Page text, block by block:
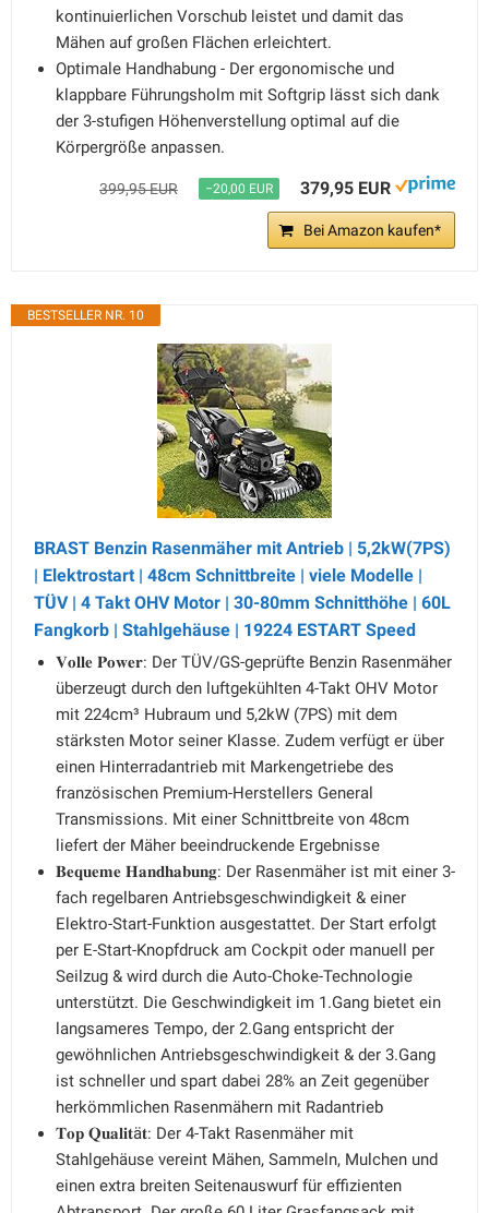
kontinuierlichen Vorschub leistet und damit das
Mähen auf großen Flächen erleichtert.
Optimale Handhabung - Der ergonomische und
klappbare Führungsholm mit Softgrip lässt sich dank
der 3-stufigen Höhenverstellung optimal auf die
Körpergröße anpassen.
399,95 EUR −20,00 EUR 379,95 EUR
Bei Amazon kaufen*
BESTSELLER NR. 10
BRAST Benzin Rasenmäher mit Antrieb | 5,2kW(7PS)
| Elektrostart | 48cm Schnittbreite | viele Modelle |
TÜV | 4 Takt OHV Motor | 30-80mm Schnitthöhe | 60L
Fangkorb | Stahlgehäuse | 19224 ESTART Speed
𝐕𝐨𝐥𝐥𝐞 𝐏𝐨𝐰𝐞𝐫: Der TÜV/GS-geprüfte Benzin Rasenmäher
überzeugt durch den luftgekühlten 4-Takt OHV Motor
mit 224cm³ Hubraum und 5,2kW (7PS) mit dem
stärksten Motor seiner Klasse. Zudem verfügt er über
einen Hinterradantrieb mit Markengetriebe des
französischen Premium-Herstellers General
Transmissions. Mit einer Schnittbreite von 48cm
liefert der Mäher beeindruckende Ergebnisse
𝐁𝐞𝐪𝐮𝐞𝐦𝐞 𝐇𝐚𝐧𝐝𝐡𝐚𝐛𝐮𝐧𝐠: Der Rasenmäher ist mit einer 3-
fach regelbaren Antriebsgeschwindigkeit & einer
Elektro-Start-Funktion ausgestattet. Der Start erfolgt
per E-Start-Knopfdruck am Cockpit oder manuell per
Seilzug & wird durch die Auto-Choke-Technologie
unterstützt. Die Geschwindigkeit im 1.Gang bietet ein
langsameres Tempo, der 2.Gang entspricht der
gewöhnlichen Antriebsgeschwindigkeit & der 3.Gang
ist schneller und spart dabei 28% an Zeit gegenüber
herkömmlichen Rasenmähern mit Radantrieb
𝐓𝐨𝐩 𝐐𝐮𝐚𝐥𝐢𝐭ä𝐭: Der 4-Takt Rasenmäher mit
Stahlgehäuse vereint Mähen, Sammeln, Mulchen und
einen extra breiten Seitenauswurf für effizienten